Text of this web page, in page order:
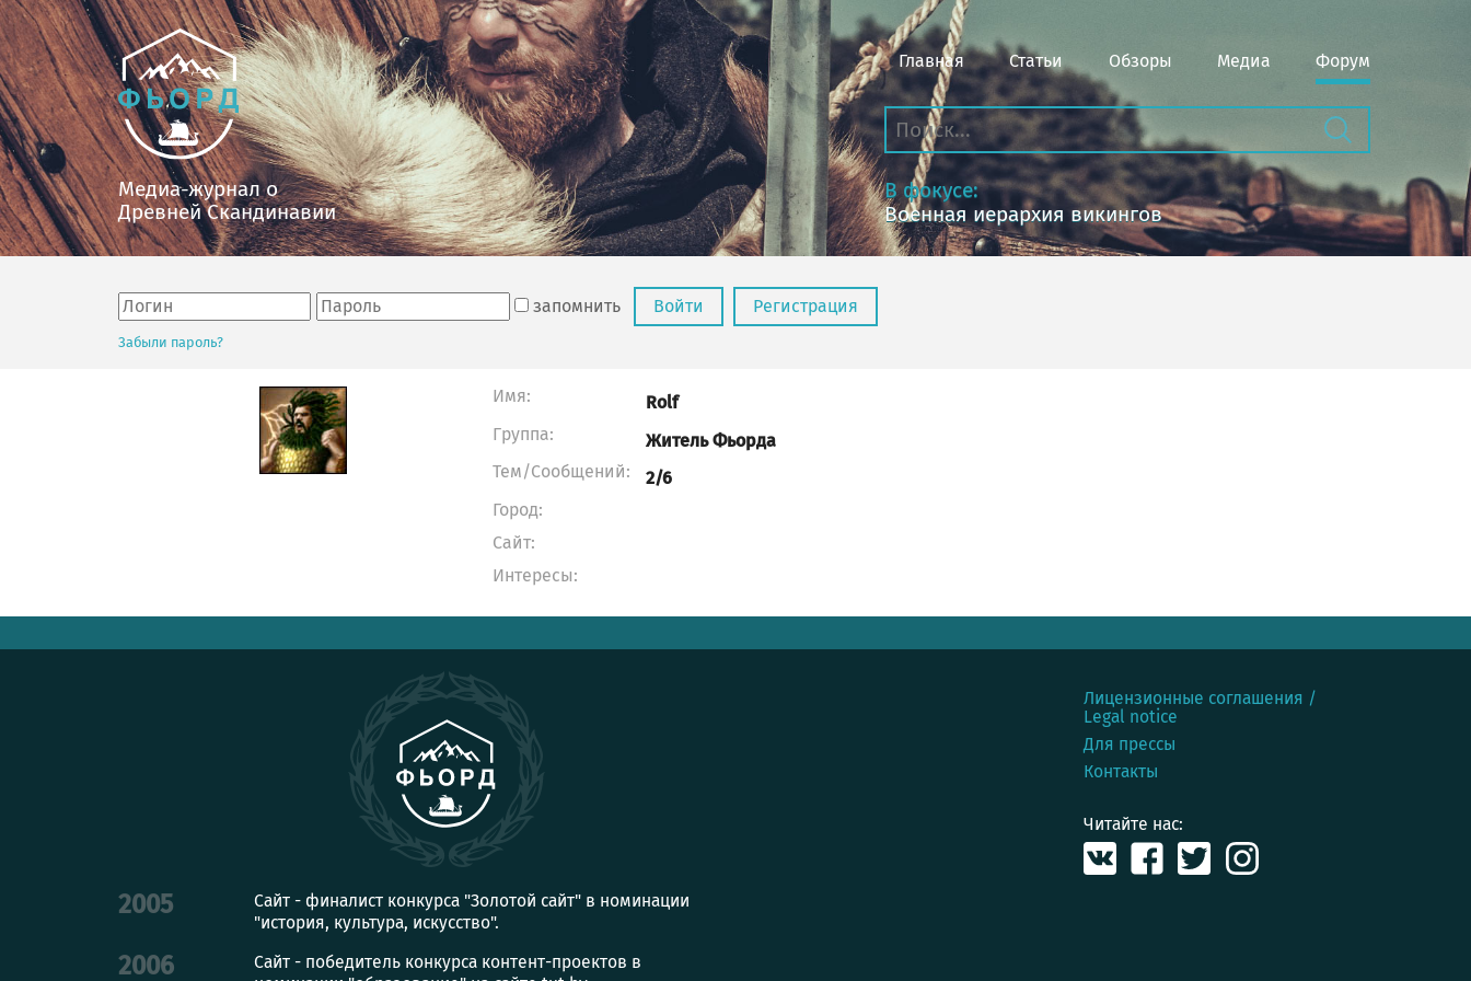
Медиа-журнал о
Древней Скандинавии
Главная Статьи Обзоры Медиа Форум
В фокусе:
Военная иерархия викингов
запомнить Войти Регистрация
Забыли пароль?
Имя: Rolf
Группа: Житель Фьорда
Тем/Сообщений: 2/6
Город:
Сайт:
Интересы:
2005
Сайт - финалист конкурса "Золотой сайт" в номинации
"история, культура, искусство".
2006
Сайт - победитель конкурса контент-проектов в
Лицензионные соглашения /
Legal notice
Для прессы
Контакты
Читайте нас: